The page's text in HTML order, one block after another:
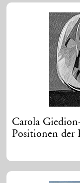
Carola
Positionen der